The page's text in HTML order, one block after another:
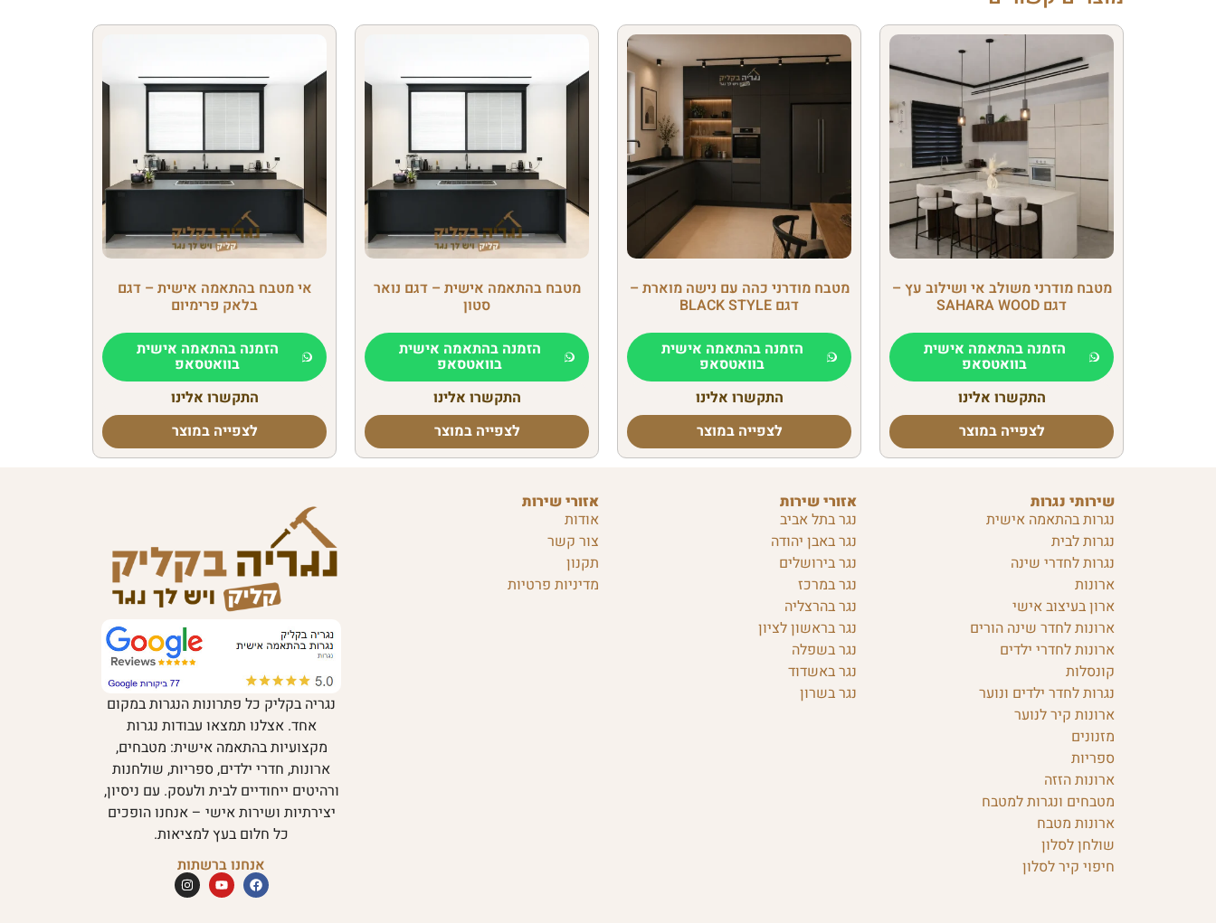
מטבח מודרני משולב אי ושילוב עץ –
דגם SAHARA WOOD
הזמנה בהתאמה אישית
בוואטסאפ
התקשרו אלינו
לצפייה במוצר
מטבח מודרני כהה עם נישה מוארת –
דגם BLACK STYLE
הזמנה בהתאמה אישית
בוואטסאפ
התקשרו אלינו
לצפייה במוצר
מטבח בהתאמה אישית – דגם נואר
סטון
הזמנה בהתאמה אישית
בוואטסאפ
התקשרו אלינו
לצפייה במוצר
אי מטבח בהתאמה אישית – דגם
בלאק פרימיום
הזמנה בהתאמה אישית
בוואטסאפ
התקשרו אלינו
לצפייה במוצר
שירותי נגרות
נגרות בהתאמה אישית
נגרות לבית
נגרות לחדרי שינה
ארונות
ארון בעיצוב אישי
ארונות לחדר שינה הורים
ארונות לחדרי ילדים
קונסלות
נגרות לחדר ילדים ונוער
ארונות קיר לנוער
מזנונים
ספריות
ארונות הזזה
מטבחים ונגרות למטבח
ארונות מטבח
שולחן לסלון
חיפוי קיר לסלון
אזורי שירות
נגר בתל אביב
נגר באבן יהודה
נגר בירושלים
נגר במרכז
נגר בהרצליה
נגר בראשון לציון
נגר בשפלה
נגר באשדוד
נגר בשרון
אזורי שירות
אודות
צור קשר
תקנון
מדיניות פרטיות
נגריה בקליק כל פתרונות הנגרות במקום
אחד. אצלנו תמצאו עבודות נגרות
מקצועיות בהתאמה אישית: מטבחים,
ארונות, חדרי ילדים, ספריות, שולחנות
ורהיטים ייחודיים לבית ולעסק. עם ניסיון,
יצירתיות ושירות אישי – אנחנו הופכים
כל חלום בעץ למציאות.
אנחנו ברשתות